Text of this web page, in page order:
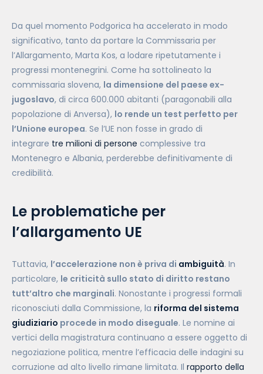
Da quel momento Podgorica ha accelerato in modo
significativo, tanto da portare la Commissaria per
l’Allargamento, Marta Kos, a lodare ripetutamente i
progressi montenegrini. Come ha sottolineato la
commissaria slovena, la dimensione del paese ex-
jugoslavo, di circa 600.000 abitanti (paragonabili alla
popolazione di Anversa), lo rende un test perfetto per
l’Unione europea. Se l’UE non fosse in grado di
integrare tre milioni di persone complessive tra
Montenegro e Albania, perderebbe definitivamente di
credibilità.
Le problematiche per
l’allargamento UE
Tuttavia, l’accelerazione non è priva di ambiguità. In
particolare, le criticità sullo stato di diritto restano
tutt’altro che marginali. Nonostante i progressi formali
riconosciuti dalla Commissione, la riforma del sistema
giudiziario procede in modo diseguale. Le nomine ai
vertici della magistratura continuano a essere oggetto di
negoziazione politica, mentre l’efficacia delle indagini su
corruzione ad alto livello rimane limitata. Il rapporto della